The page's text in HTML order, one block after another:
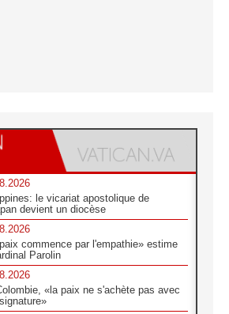
le vicariat apostolique de
devient un diocèse
commence par l'empathie» estime
Parolin
«la paix ne s'achète pas avec